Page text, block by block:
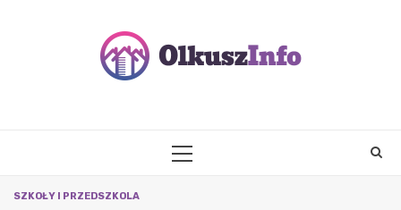
PRIMARY
SZKOŁY I PRZEDSZKOLA